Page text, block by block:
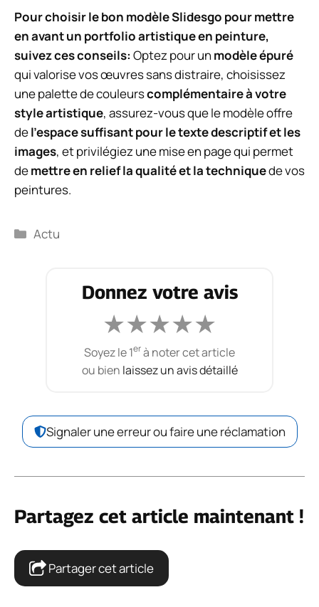
Pour choisir le bon modèle Slidesgo pour mettre
en avant un portfolio artistique en peinture,
suivez ces conseils: Optez pour un modèle épuré
qui valorise vos œuvres sans distraire, choisissez
une palette de couleurscomplémentaire à votre
style artistique, assurez-vous que le modèle offre
del’espace suffisant pour le texte descriptif et les
images, et privilégiez une mise en page qui permet
demettre en relief la qualité et la techniquede vos
peintures.
Catégories
Actu
Donnez votre avis
★★★★★
Soyez le 1erà noter cet article
ou bien laissez un avis détaillé
Signaler une erreur ou faire une réclamation
Partagez cet article maintenant !
Partager cet article